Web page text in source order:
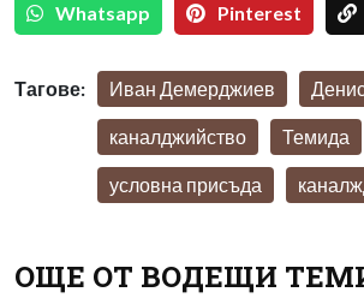
Whatsapp Pinterest
Тагове: Иван Демерджиев
каналджийство Темида
условна присъда
ОЩЕ ОТ ВОДЕЩИ